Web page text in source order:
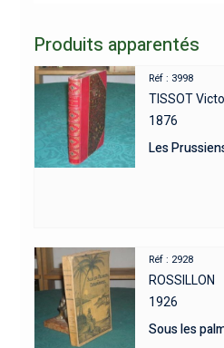
Produits apparentés
Réf : 3998
TISSOT
1876
Les
Réf : 2928
ROSSILLON
1926
Sous les